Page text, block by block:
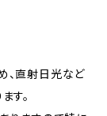
、直射日光など
す。